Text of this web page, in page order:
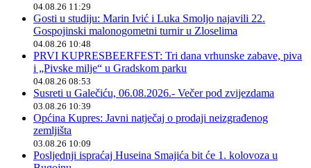
04.08.26 11:29
Gosti u studiju: Marin Ivić i Luka Smoljo najavili 22.
Gospojinski malonogometni turnir u Zloselima
04.08.26 10:48
PRVI KUPRESBEERFEST: Tri dana vrhunske zabave, piva
i „Pivske milje“ u Gradskom parku
04.08.26 08:53
Susreti u Galečiću, 06.08.2026.- Večer pod zvijezdama
03.08.26 10:39
Općina Kupres: Javni natječaj o prodaji neizgrađenog
zemljišta
03.08.26 10:09
Posljednji ispraćaj Huseina Smajića bit će 1. kolovoza u